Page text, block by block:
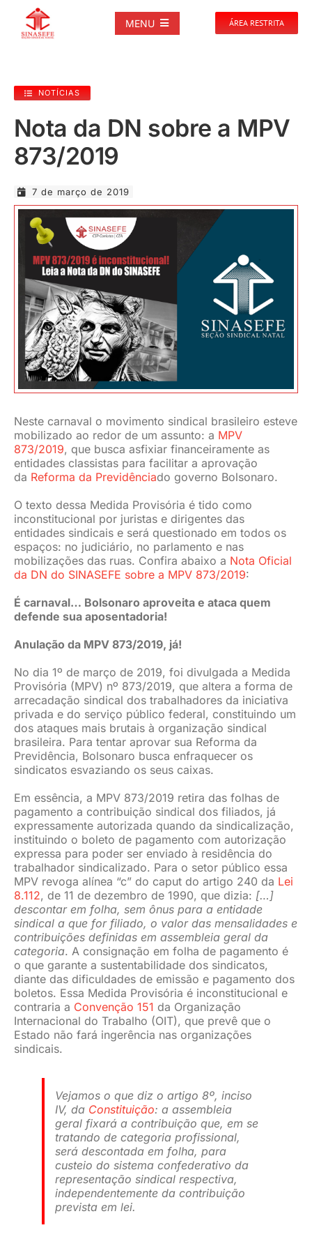
MENU
NOTÍCIAS
PUBLICAÇÕES
DOCUMENTOS
GALERIAS
EVENTOS
JURÍDICO
CLUBE
CONTATO
ÁREA RESTRITA
NOTÍCIAS
Nota da DN sobre a MPV
873/2019
7 de março de 2019
Neste carnaval o movimento sindical brasileiro esteve
mobilizado ao redor de um assunto: a MPV
873/2019, que busca asfixiar financeiramente as
entidades classistas para facilitar a aprovação
da Reforma da Previdênciado governo Bolsonaro.
O texto dessa Medida Provisória é tido como
inconstitucional por juristas e dirigentes das
entidades sindicais e será questionado em todos os
espaços: no judiciário, no parlamento e nas
mobilizações das ruas. Confira abaixo a Nota Oficial
da DN do SINASEFE sobre a MPV 873/2019:
É carnaval… Bolsonaro aproveita e ataca quem
defende sua aposentadoria!
Anulação da MPV 873/2019, já!
No dia 1º de março de 2019, foi divulgada a Medida
Provisória (MPV) nº 873/2019, que altera a forma de
arrecadação sindical dos trabalhadores da iniciativa
privada e do serviço público federal, constituindo um
dos ataques mais brutais à organização sindical
brasileira. Para tentar aprovar sua Reforma da
Previdência, Bolsonaro busca enfraquecer os
sindicatos esvaziando os seus caixas.
Em essência, a MPV 873/2019 retira das folhas de
pagamento a contribuição sindical dos filiados, já
expressamente autorizada quando da sindicalização,
instituindo o boleto de pagamento com autorização
expressa para poder ser enviado à residência do
trabalhador sindicalizado. Para o setor público essa
MPV revoga alínea “c” do caput do artigo 240 da Lei
8.112, de 11 de dezembro de 1990, que dizia: […]
descontar em folha, sem ônus para a entidade
sindical a que for filiado, o valor das mensalidades e
contribuições definidas em assembleia geral da
categoria. A consignação em folha de pagamento é
o que garante a sustentabilidade dos sindicatos,
diante das dificuldades de emissão e pagamento dos
boletos. Essa Medida Provisória é inconstitucional e
contraria a Convenção 151 da Organização
Internacional do Trabalho (OIT), que prevê que o
Estado não fará ingerência nas organizações
sindicais.
Vejamos o que diz o artigo 8º, inciso
IV, da Constituição: a assembleia
geral fixará a contribuição que, em se
tratando de categoria profissional,
será descontada em folha, para
custeio do sistema confederativo da
representação sindical respectiva,
independentemente da contribuição
prevista em lei.